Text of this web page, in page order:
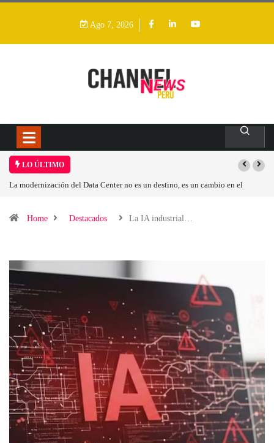
Ago 7, 2026
LO ÚLTIMO
La modernización del Data Center no es un destino, es un cambio en el
Home
Destacados La IA industrial…